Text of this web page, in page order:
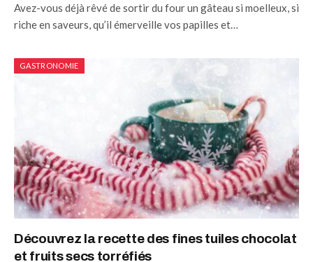
Avez-vous déjà rêvé de sortir du four un gâteau si moelleux, si
riche en saveurs, qu’il émerveille vos papilles et…
GASTRONOMIE
Découvrez la recette des fines tuiles chocolat
et fruits secs torréfiés